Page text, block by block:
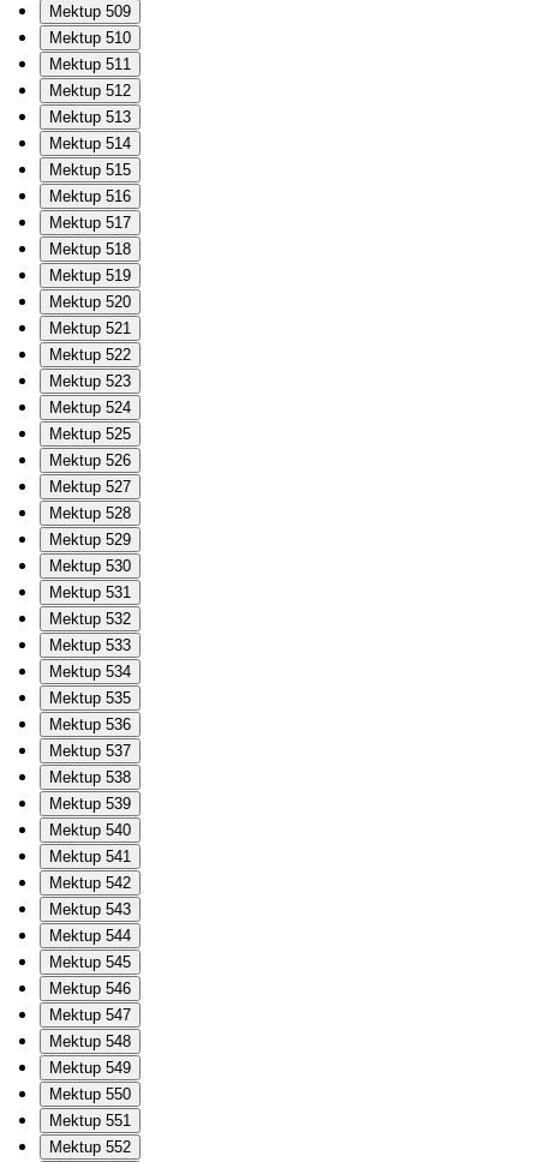
Mektup 509
Mektup 510
Mektup 511
Mektup 512
Mektup 513
Mektup 514
Mektup 515
Mektup 516
Mektup 517
Mektup 518
Mektup 519
Mektup 520
Mektup 521
Mektup 522
Mektup 523
Mektup 524
Mektup 525
Mektup 526
Mektup 527
Mektup 528
Mektup 529
Mektup 530
Mektup 531
Mektup 532
Mektup 533
Mektup 534
Mektup 535
Mektup 536
Mektup 537
Mektup 538
Mektup 539
Mektup 540
Mektup 541
Mektup 542
Mektup 543
Mektup 544
Mektup 545
Mektup 546
Mektup 547
Mektup 548
Mektup 549
Mektup 550
Mektup 551
Mektup 552